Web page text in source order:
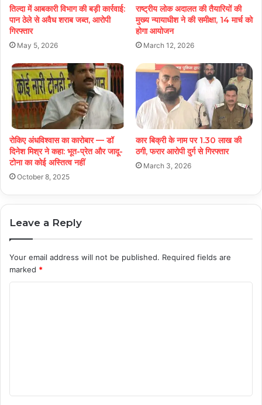
तिल्दा में आबकारी विभाग की बड़ी कार्रवाई:
पान ठेले से अवैध शराब जब्त, आरोपी
गिरफ्तार
May 5, 2026
राष्ट्रीय लोक अदालत की तैयारियों की
मुख्य न्यायाधीश ने की समीक्षा, 14 मार्च को
होगा आयोजन
March 12, 2026
रोकिए अंधविश्वास का कारोबार — डॉ
दिनेश मिश्र ने कहा: भूत-प्रेत और जादू-
टोना का कोई अस्तित्व नहीं
October 8, 2025
कार बिक्री के नाम पर 1.30 लाख की
ठगी, फरार आरोपी दुर्ग से गिरफ्तार
March 3, 2026
Leave a Reply
Your email address will not be published. Required fields are
marked *
t